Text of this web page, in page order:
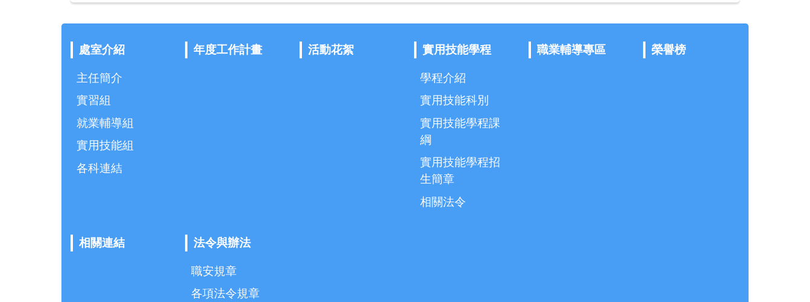
處室介紹
主任簡介
實習組
就業輔導組
實用技能組
各科連結
年度工作計畫 活動花絮 實用技能學程
學程介紹
實用技能科別
實用技能學程課
綱
實用技能學程招
生簡章
相關法令
職業輔導專區 榮譽榜
相關連結 法令與辦法
職安規章
各項法令規章